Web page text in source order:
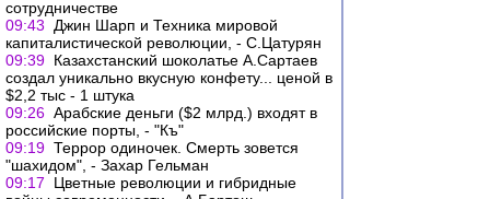
сотрудничестве
09:43
Джин Шарп и Техника мировой
капиталистической революции, - С.Цатурян
09:39 Казахстанский шоколатье А.Сартаев
создал уникально вкусную конфету... ценой в
$2,2 тыс - 1 штука
09:26 Арабские деньги ($2 млрд.) входят в
российские порты, - "Къ"
09:19 Террор одиночек. Смерть зовется
"шахидом", - Захар Гельман
09:17
Цветные революции и гибридные